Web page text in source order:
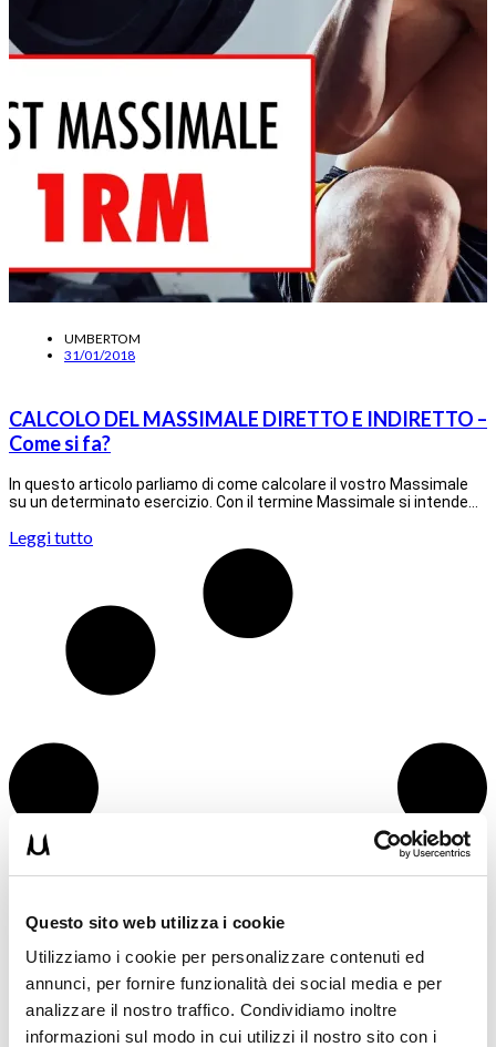
Questo sito web utilizza i cookie
Utilizziamo i cookie per personalizzare contenuti ed
annunci, per fornire funzionalità dei social media e per
analizzare il nostro traffico. Condividiamo inoltre
informazioni sul modo in cui utilizzi il nostro sito con i
UMBERTOM
31/01/2018
CALCOLO DEL MASSIMALE DIRETTO E INDIRETTO –
Come si fa?
In questo articolo parliamo di come calcolare il vostro Massimale
su un determinato esercizio. Con il termine Massimale si intende…
Leggi tutto